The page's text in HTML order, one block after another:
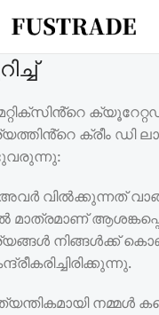
ക്രീം ഡി
അവർ വിൽക്കുന്നത്
മാത്രമാണ്
നിങ്ങൾക്ക്
നമ്മൾ